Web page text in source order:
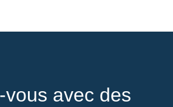
vous avec des